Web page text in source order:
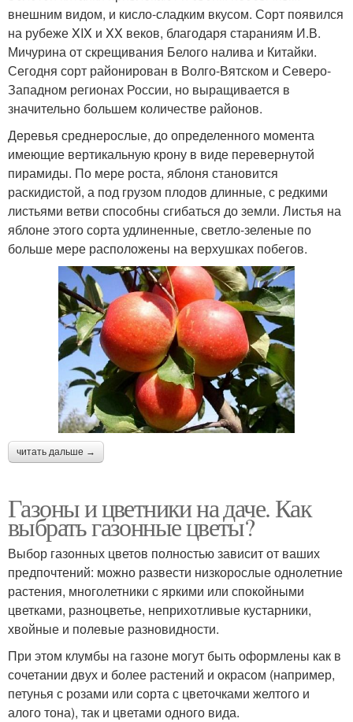
внешним видом, и кисло-сладким вкусом. Сорт появился
на рубеже XIX и XX веков, благодаря стараниям И.В.
Мичурина от скрещивания Белого налива и Китайки.
Сегодня сорт районирован в Волго-Вятском и Северо-
Западном регионах России, но выращивается в
значительно большем количестве районов.
Деревья среднерослые, до определенного момента
имеющие вертикальную крону в виде перевернутой
пирамиды. По мере роста, яблоня становится
раскидистой, а под грузом плодов длинные, с редкими
листьями ветви способны сгибаться до земли. Листья на
яблоне этого сорта удлиненные, светло-зеленые по
больше мере расположены на верхушках побегов.
читать дальше →
Газоны и цветники на даче. Как
выбрать газонные цветы?
Выбор газонных цветов полностью зависит от ваших
предпочтений: можно развести низкорослые однолетние
растения, многолетники с яркими или спокойными
цветками, разноцветье, неприхотливые кустарники,
хвойные и полевые разновидности.
При этом клумбы на газоне могут быть оформлены как в
сочетании двух и более растений и окрасом (например,
петунья с розами или сорта с цветочками желтого и
алого тона), так и цветами одного вида.